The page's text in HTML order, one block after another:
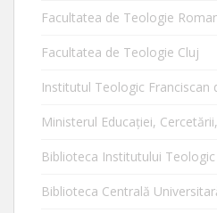
Facultatea de Teologie
Facultatea de Teologie Cluj
Institutul Teologic Franciscan
Ministerul Educaţiei,
Biblioteca Institutului
Biblioteca Centrală